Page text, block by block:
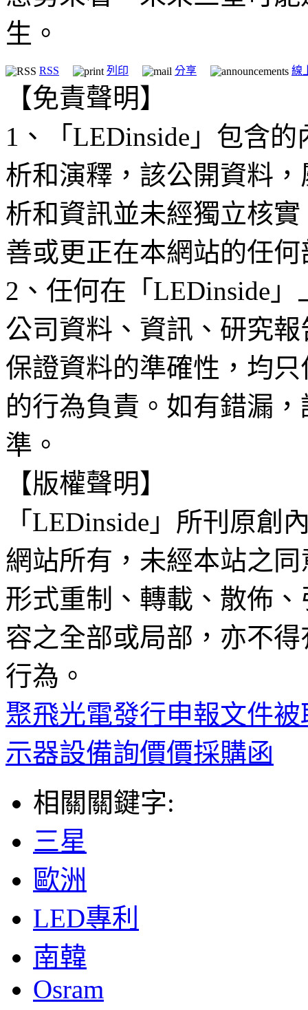
生。
RSS 列印 分享 線
【免責聲明】
1、「LEDinside」包含
析和演釋，該公開資料
析和資訊並未經獨立核
善或更正在本網站的任
2、任何在「LEDinside
公司資料、資訊、研究
保證資料的準確性，均
的行為負責。如有錯漏
準。
【版權聲明】
「LEDinside」所刊原創
網站所有，未經本站之
形式重制、轉載、散佈
容之全部或局部，亦不
行為。
聚飛光電發行申報文件
示器設備詢價價採購函
相關關鍵字:
三星
歐洲
LED專利
南韓
Osram